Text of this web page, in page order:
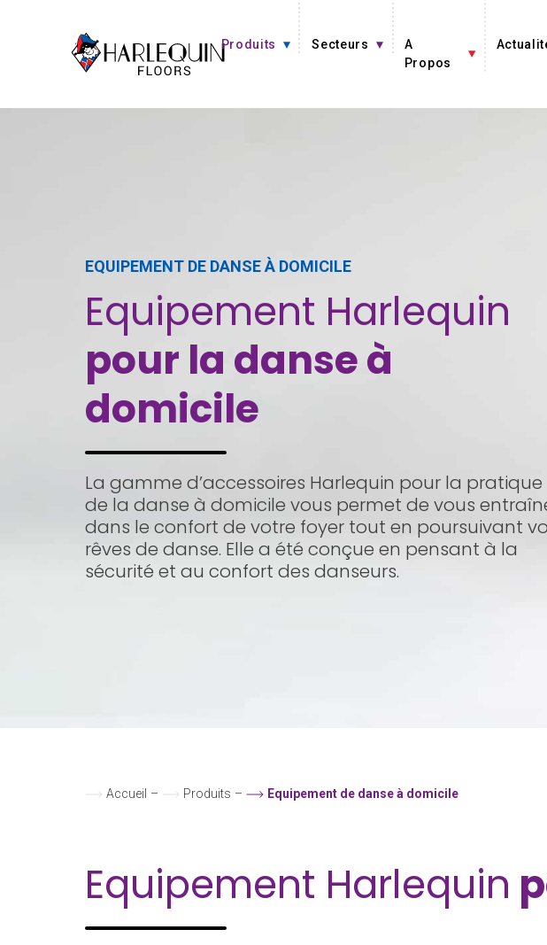
Produits Secteurs
A
Propos
EQUIPEMENT DE DANSE À DOMICILE
Equipement Harlequin
pour la danse à
domicile
La gamme d’accessoires Harlequin pour la pratique
de la danse à domicile vous permet de vous
dans le confort de votre foyer tout en poursuivant
rêves de danse. Elle a été conçue en pensant à la
sécurité et au confort des danseurs.
Accueil – Produits – Equipement de danse à domicile
Equipement Harlequin